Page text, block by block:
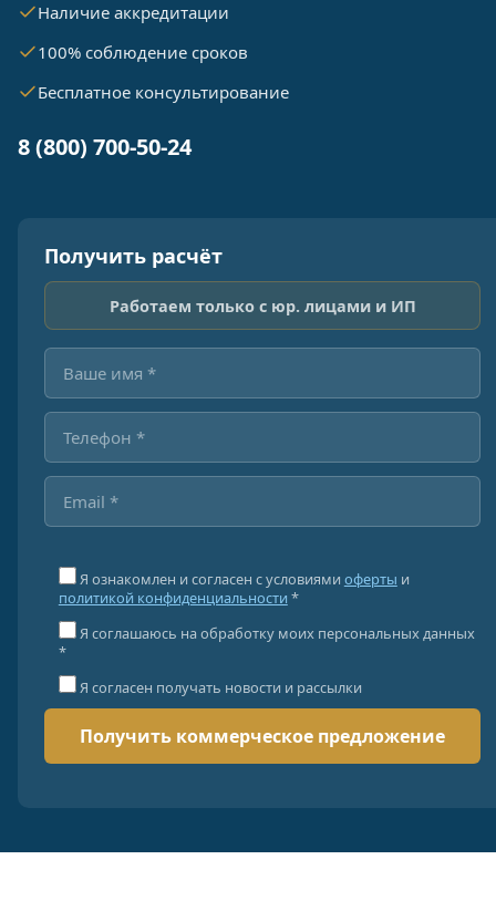
Наличие аккредитации
100% соблюдение сроков
Бесплатное консультирование
8 (800) 700-50-24
Получить расчёт
Работаем только с юр. лицами и ИП
Я ознакомлен и согласен с условиями оферты и
политикой конфиденциальности *
Я соглашаюсь на обработку моих персональных данных
*
Я согласен получать новости и рассылки